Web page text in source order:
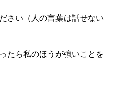
さい（人の言葉は話せない
たら私のほうが強いことを